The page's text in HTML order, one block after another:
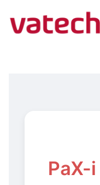
PaX-